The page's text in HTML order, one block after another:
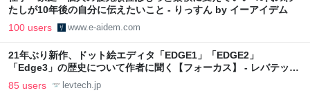
たしが10年後の自分に伝えたいこと - りっすん by イーアイデム
100 users www.e-aidem.com
21年ぶり新作、ドット絵エディタ「EDGE1」「EDGE2」
「Edge3」の歴史について作者に聞く【フォーカス】 - レバテック
LAB
85 users levtech.jp